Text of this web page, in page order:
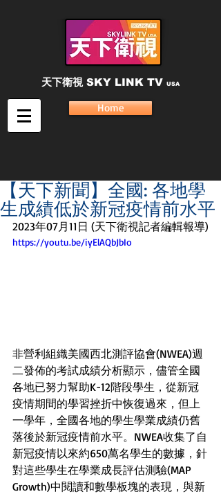
天下衛視 SKY LINK TV USA
Home
【天下新聞】全國: 各地學
生成績低於新冠疫情前水平
2023年07月11日 (天下衛視記者編輯報導)
https://youtu.be/iyElAQbJbIo
非營利組織美國西北測評協會(NWEA)週
二發佈的考試成績分析顯示，儘管全國
各地已努力幫助K-12階段學生，從新冠
疫情期間的學習挫折中恢復過來，但上
一學年，全國各地的學生學業成績仍舊
落後於新冠疫情前水平。NWEA收集了自
新冠疫情以來約650萬名學生的數據，針
對這些學生在學業成長評估測驗(MAP
Growth)中閱讀和數學板塊的表現，與新